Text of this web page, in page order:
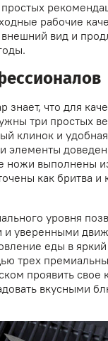
рабочие
вид и
что для
три простых
клинок и
элементы
ножи выполнены
как бритва
уровня
и уверенными
еды в
трех
проявить свое
вкусными